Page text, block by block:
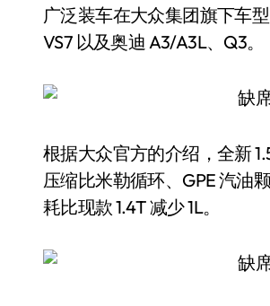
广泛装车在大众集团旗下车
VS7 以及奥迪 A3/A3L、Q3。
根据大众官方的介绍，全新
压缩比米勒循环、GPE 汽油
耗比现款 1.4T 减少 1L。